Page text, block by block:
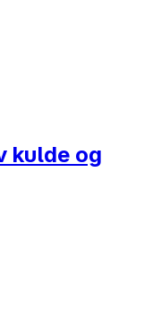
kulde og